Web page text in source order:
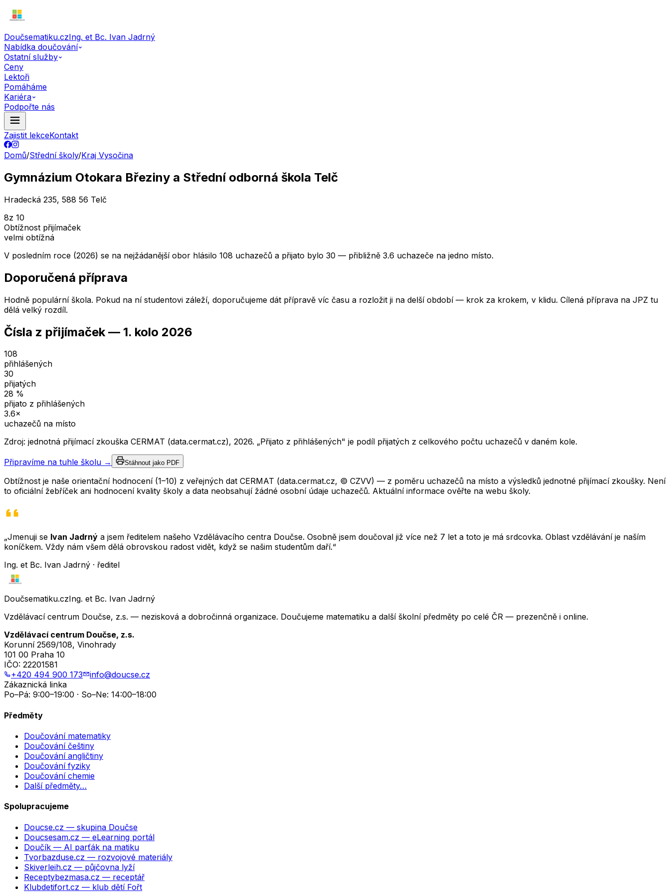
Doučsematiku.czIng. et Bc. Ivan Jadrný
Nabídka doučování
Ostatní služby
Ceny
Lektoři
Pomáháme
Kariéra
Podpořte nás
Zajistit lekceKontakt
Domů/Střední školy/Kraj Vysočina
Gymnázium Otokara Březiny a Střední odborná škola Telč
Hradecká 235, 588 56 Telč
8z 10
Obtížnost přijímaček
velmi obtížná
V posledním roce (2026) se na nejžádanější obor hlásilo 108 uchazečů a přijato bylo 30 — přibližně 3.6 uchazeče na jedno místo.
Doporučená příprava
Hodně populární škola. Pokud na ní studentovi záleží, doporučujeme dát přípravě víc času a rozložit ji na delší období — krok za krokem, v klidu. Cílená příprava na JPZ tu
dělá velký rozdíl.
Čísla z přijímaček — 1. kolo 2026
108
přihlášených
30
přijatých
28 %
přijato z přihlášených
3.6×
uchazečů na místo
Zdroj: jednotná přijímací zkouška CERMAT (data.cermat.cz), 2026. „Přijato z přihlášených" je podíl přijatých z celkového počtu uchazečů v daném kole.
Připravíme na tuhle školu → Stáhnout jako PDF
Obtížnost je naše orientační hodnocení (1–10) z veřejných dat CERMAT (data.cermat.cz, © CZVV) — z poměru uchazečů na místo a výsledků jednotné přijímací zkoušky. Není
to oficiální žebříček ani hodnocení kvality školy a data neobsahují žádné osobní údaje uchazečů. Aktuální informace ověřte na webu školy.
„Jmenuji se Ivan Jadrný a jsem ředitelem našeho Vzdělávacího centra Doučse. Osobně jsem doučoval již více než 7 let a toto je má srdcovka. Oblast vzdělávání je naším
koníčkem. Vždy nám všem dělá obrovskou radost vidět, když se našim studentům daří.“
Ing. et Bc. Ivan Jadrný · ředitel
Doučsematiku.czIng. et Bc. Ivan Jadrný
Vzdělávací centrum Doučse, z.s. — nezisková a dobročinná organizace. Doučujeme matematiku a další školní předměty po celé ČR — prezenčně i online.
Vzdělávací centrum Doučse, z.s.
Korunní 2569/108, Vinohrady
101 00 Praha 10
IČO: 22201581
+420 494 900 173
info@doucse.cz
Zákaznická linka
Po–Pá: 9:00–19:00 · So–Ne: 14:00–18:00
Předměty
Doučování matematiky
Doučování češtiny
Doučování angličtiny
Doučování fyziky
Doučování chemie
Další předměty…
Spolupracujeme
Doucse.cz — skupina Doučse
Doucsesam.cz — eLearning portál
Doučík — AI parťák na matiku
Tvorbazduse.cz — rozvojové materiály
Skiverleih.cz — půjčovna lyží
Receptybezmasa.cz — receptář
Klubdetifort.cz — klub dětí Fořt